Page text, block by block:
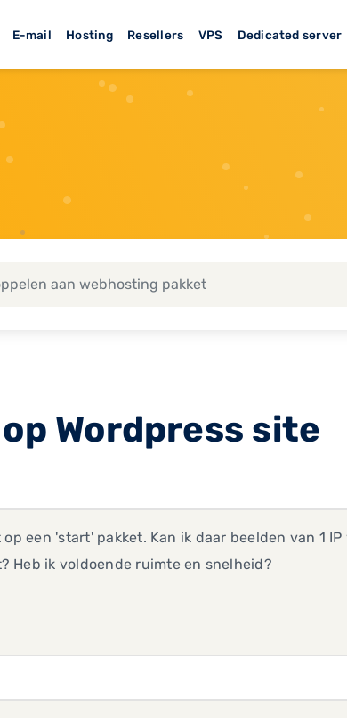
E-mail Hosting Resellers VPS Dedicated server
Wordpress site
een 'start' pakket. Kan ik daar beelden van 1
Heb ik voldoende ruimte en snelheid?